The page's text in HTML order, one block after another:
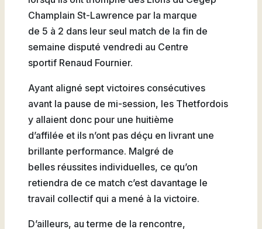
Natation
Badminton
Flag
Football
Champlain St-Lawrence par la marque
de 5 à 2 dans leur seul match de la fin de
semaine disputé vendredi au Centre
sportif Renaud Fournier.
Ayant aligné sept victoires consécutives
avant la pause de mi-session, les Thetfordois
y allaient donc pour une huitième
d’affilée et ils n’ont pas déçu en livrant une
brillante performance. Malgré de
belles réussites individuelles, ce qu’on
retiendra de ce match c’est davantage le
travail collectif qui a mené à la victoire.
D’ailleurs, au terme de la rencontre,